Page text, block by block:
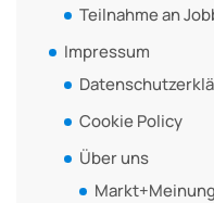
Teilnahme an
Impressum
Cookie Policy
Über uns
Markt+Meinung